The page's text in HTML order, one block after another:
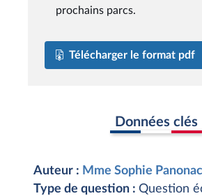
prochains parcs.
Télécharger le format pdf
Données clés
Auteur : Mme Sophie
Type de question : Question